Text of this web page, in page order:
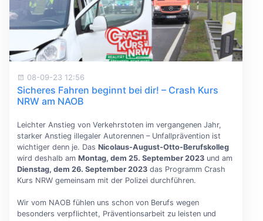
08-09-23 12:56
Sicheres Fahren beginnt bei dir! – Crash Kurs
NRW am NAOB
Leichter Anstieg von Verkehrstoten im vergangenen Jahr,
starker Anstieg illegaler Autorennen – Unfallprävention ist
wichtiger denn je. Das Nicolaus-August-Otto-Berufskolleg
wird deshalb am Montag, dem 25. September 2023und am
Dienstag, dem 26. September 2023das Programm Crash
Kurs NRW gemeinsam mit der Polizei durchführen.
Wir vom NAOB fühlen uns schon von Berufs wegen
besonders verpflichtet, Präventionsarbeit zu leisten und